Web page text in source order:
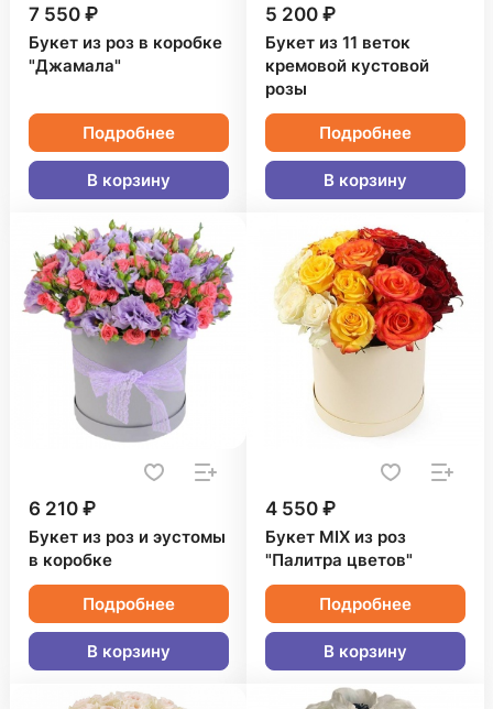
7 550 ₽
Букет из роз в коробке
"Джамала"
Подробнее
В корзину
5 200 ₽
Букет из 11 веток
кремовой кустовой
розы
Подробнее
В корзину
6 210 ₽
Букет из роз и эустомы
в коробке
Подробнее
В корзину
4 550 ₽
Букет MIX из роз
"Палитра цветов"
Подробнее
В корзину